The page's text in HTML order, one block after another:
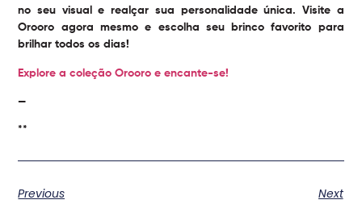
no seu visual e realçar sua personalidade única. Visite a
Orooro agora mesmo e escolha seu brinco favorito para
brilhar todos os dias!
Explore a coleção Orooro e encante-se!
—
**
Previous
Next